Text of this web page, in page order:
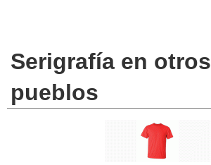
Serigrafía en otros
pueblos